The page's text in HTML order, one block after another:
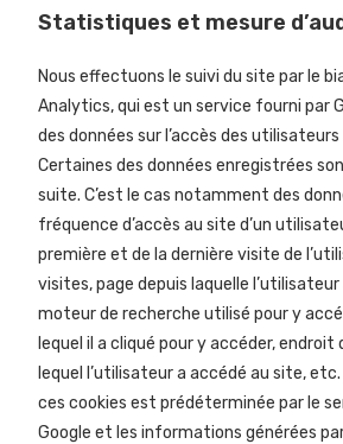
Statistiques et mesure
Nous effectuons le suivi du site par le
Analytics, qui est un service fourni par
des données sur l’accès des
Certaines des données enregistrées
suite. C’est le cas notamment des
fréquence d’accès au site d’un
première et de la dernière visite de
visites, page depuis laquelle
moteur de recherche utilisé pour y
lequel il a cliqué pour y accéder, endroit
lequel l’utilisateur a accédé au site,
ces cookies est prédéterminée par le
Google et les informations générées